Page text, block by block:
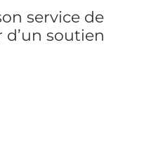
service de
soutien